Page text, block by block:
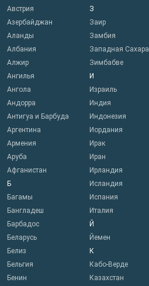
Австрия
Азербайджан
Аланды
Албания
Алжир
Ангилья
Ангола
Андорра
Антигуа и Барбуда
Аргентина
Армения
Аруба
Афганистан
Б
Багамы
Бангладеш
Барбадос
Беларусь
Белиз
Бельгия
Бенин
З
Заир
Замбия
Западная Сахара
Зимбабве
И
Израиль
Индия
Индонезия
Иордания
Ирак
Иран
Ирландия
Исландия
Испания
Италия
Й
Йемен
К
Кабо-Верде
Казахстан